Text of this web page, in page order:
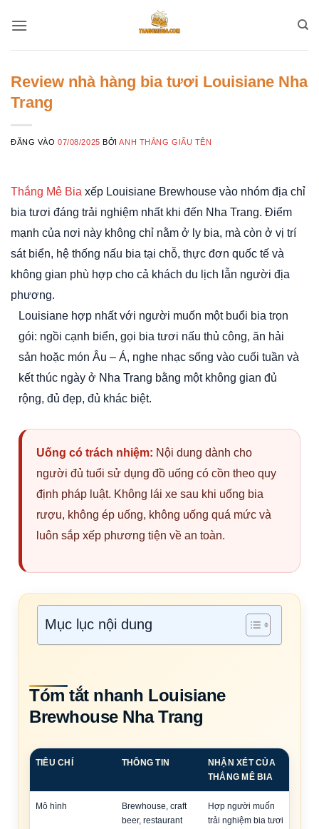
qua
Review nhà hàng bia tươi Louisiane Nha
Trang
ĐĂNG VÀO07/08/2025 BỞIANH THẮNG GIẤU TÊN
Thắng Mê Bia xếp Louisiane Brewhouse vào nhóm địa chỉ
bia tươi đáng trải nghiệm nhất khi đến Nha Trang. Điểm
mạnh của nơi này không chỉ nằm ở ly bia, mà còn ở vị trí
sát biển, hệ thống nấu bia tại chỗ, thực đơn quốc tế và
không gian phù hợp cho cả khách du lịch lẫn người địa
phương.
Louisiane hợp nhất với người muốn một buổi bia trọn
gói: ngồi cạnh biển, gọi bia tươi nấu thủ công, ăn hải
sản hoặc món Âu – Á, nghe nhạc sống vào cuối tuần và
kết thúc ngày ở Nha Trang bằng một không gian đủ
rộng, đủ đẹp, đủ khác biệt.
Uống có trách nhiệm: Nội dung dành cho
người đủ tuổi sử dụng đồ uống có cồn theo quy
định pháp luật. Không lái xe sau khi uống bia
rượu, không ép uống, không uống quá mức và
luôn sắp xếp phương tiện về an toàn.
Mục lục nội dung
Tóm tắt nhanh Louisiane
Brewhouse Nha Trang
TIÊU CHÍ THÔNG TIN
NHẬN XÉT CỦA
THẮNG MÊ BIA
Mô hình
Brewhouse, craft
beer, restaurant
Hợp người muốn
trải nghiệm bia tươi